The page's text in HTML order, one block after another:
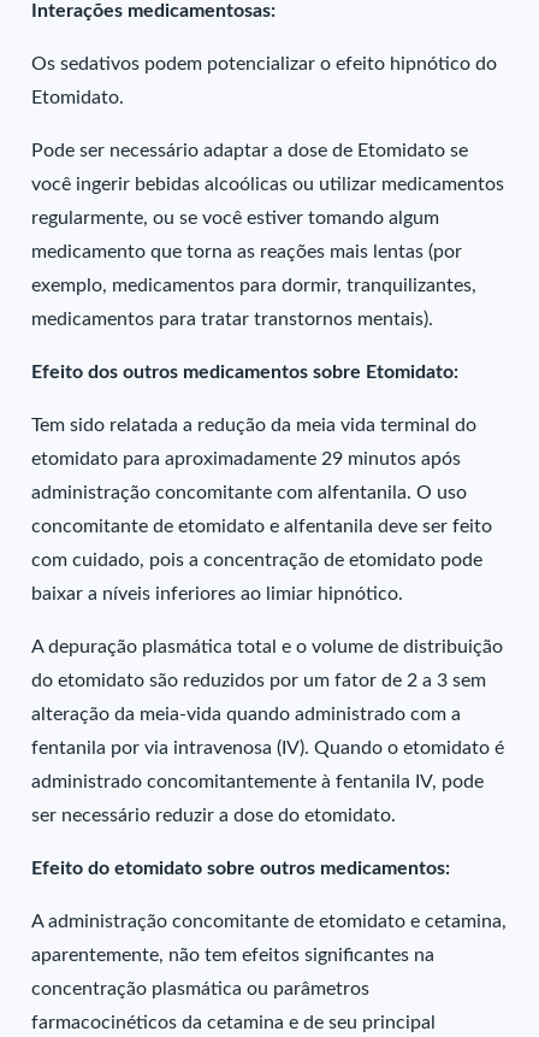
Interações medicamentosas:
Os sedativos podem potencializar o efeito hipnótico do
Etomidato.
Pode ser necessário adaptar a dose de Etomidato se
você ingerir bebidas alcoólicas ou utilizar medicamentos
regularmente, ou se você estiver tomando algum
medicamento que torna as reações mais lentas (por
exemplo, medicamentos para dormir, tranquilizantes,
medicamentos para tratar transtornos mentais).
Efeito dos outros medicamentos sobre Etomidato:
Tem sido relatada a redução da meia vida terminal do
etomidato para aproximadamente 29 minutos após
administração concomitante com alfentanila. O uso
concomitante de etomidato e alfentanila deve ser feito
com cuidado, pois a concentração de etomidato pode
baixar a níveis inferiores ao limiar hipnótico.
A depuração plasmática total e o volume de distribuição
do etomidato são reduzidos por um fator de 2 a 3 sem
alteração da meia-vida quando administrado com a
fentanila por via intravenosa (IV). Quando o etomidato é
administrado concomitantemente à fentanila IV, pode
ser necessário reduzir a dose do etomidato.
Efeito do etomidato sobre outros medicamentos:
A administração concomitante de etomidato e cetamina,
aparentemente, não tem efeitos significantes na
concentração plasmática ou parâmetros
farmacocinéticos da cetamina e de seu principal